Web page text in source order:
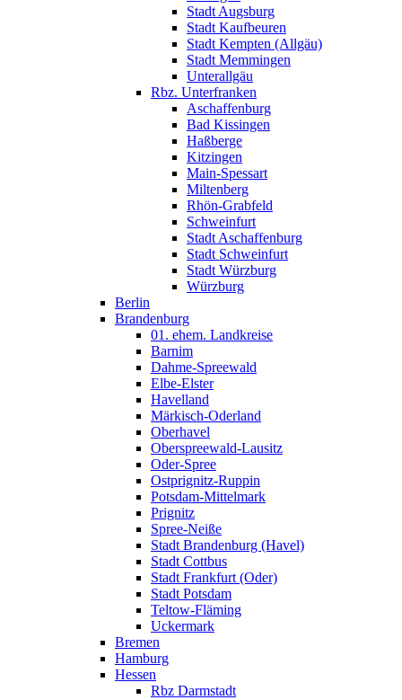
Stadt Augsburg
Stadt Kaufbeuren
Stadt Kempten (Allgäu)
Stadt Memmingen
Unterallgäu
Rbz. Unterfranken
Aschaffenburg
Bad Kissingen
Haßberge
Kitzingen
Main-Spessart
Miltenberg
Rhön-Grabfeld
Schweinfurt
Stadt Aschaffenburg
Stadt Schweinfurt
Stadt Würzburg
Würzburg
Berlin
Brandenburg
01. ehem. Landkreise
Barnim
Dahme-Spreewald
Elbe-Elster
Havelland
Märkisch-Oderland
Oberhavel
Oberspreewald-Lausitz
Oder-Spree
Ostprignitz-Ruppin
Potsdam-Mittelmark
Prignitz
Spree-Neiße
Stadt Brandenburg (Havel)
Stadt Cottbus
Stadt Frankfurt (Oder)
Stadt Potsdam
Teltow-Fläming
Uckermark
Bremen
Hamburg
Hessen
Rbz Darmstadt